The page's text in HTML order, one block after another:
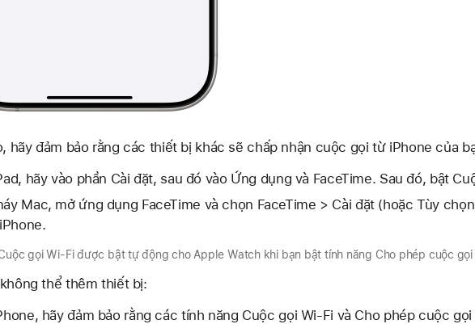
hãy đảm bảo rằng các thiết bị khác sẽ chấp nhận cuộc gọi từ iPhone của
hãy vào phần Cài đặt, sau đó vào Ứng dụng và FaceTime. Sau đó, bật
Mac, mở ứng dụng FaceTime và chọn FaceTime > Cài đặt (hoặc Tùy
gọi Wi-Fi được bật tự động cho Apple Watch khi bạn bật tính năng Cho phép cuộc
thể thêm thiết bị:
hãy đảm bảo rằng các tính năng Cuộc gọi Wi-Fi và Cho phép cuộc